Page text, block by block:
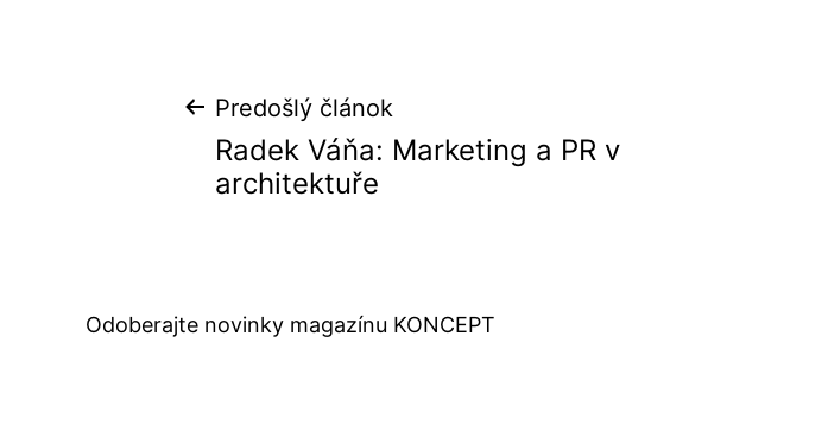
Navigácia
Predošlý článok
Radek Váňa: Marketing a PR v
architektuře
Odoberajte novinky magazínu KONCEPT